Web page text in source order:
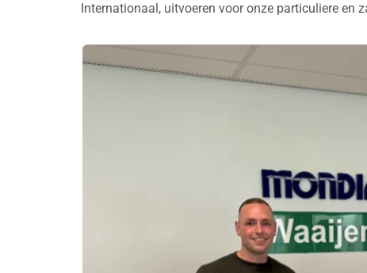
Internationaal, uitvoeren voor onze particuliere en